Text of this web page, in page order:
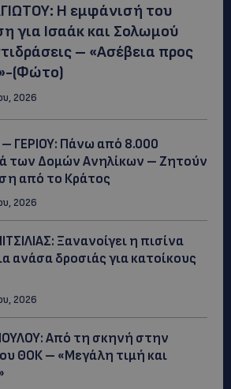
Η εμφάνισή του
για Ισαάκ και Σολωμού
– «Ασέβεια προς
(Φώτο)
2026
ΓΕΡΙΟΥ: Πάνω από 8.000
των Δομών Ανηλίκων – Ζητούν
από το Κράτος
2026
Ξανανοίγει η πισίνα
ανάσα δροσιάς για κατοίκους
2026
Από τη σκηνή στην
ΘΟΚ – «Μεγάλη τιμή και